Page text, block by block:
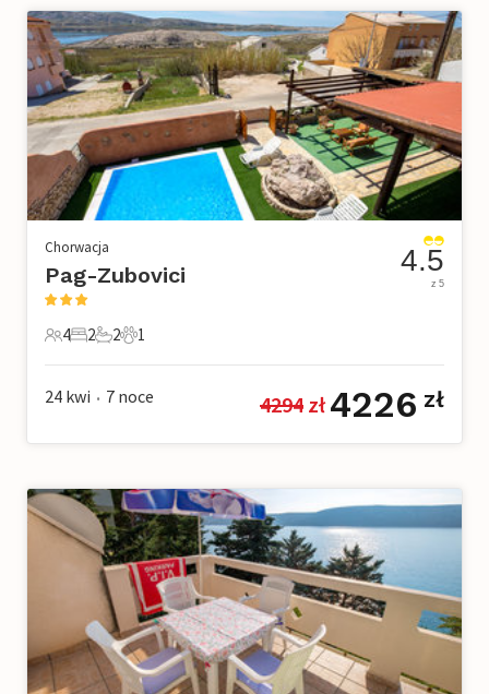
Chorwacja
Pag-Zubovici
4 Goście
4
2 Sypialnie
2
2 Łazienki
2
1 Zwierzę domowe
1
4.5
z 5
24 kwi • 7 noce 4294 zł 4226 zł